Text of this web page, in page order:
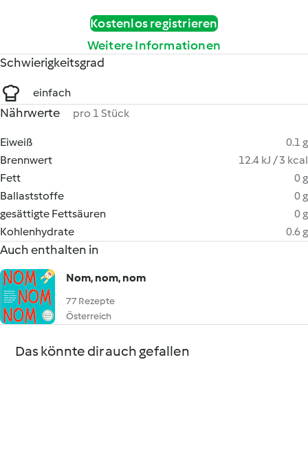
Kostenlos registrieren
Weitere Informationen
Schwierigkeitsgrad
einfach
Nährwerte pro 1 Stück
Eiweiß
0.1 g
Brennwert
12.4 kJ / 3 kcal
Fett
0 g
Ballaststoffe
0 g
gesättigte Fettsäuren
0 g
Kohlenhydrate
0.6 g
Auch enthalten in
Nom, nom, nom
77 Rezepte
Österreich
Das könnte dir auch gefallen